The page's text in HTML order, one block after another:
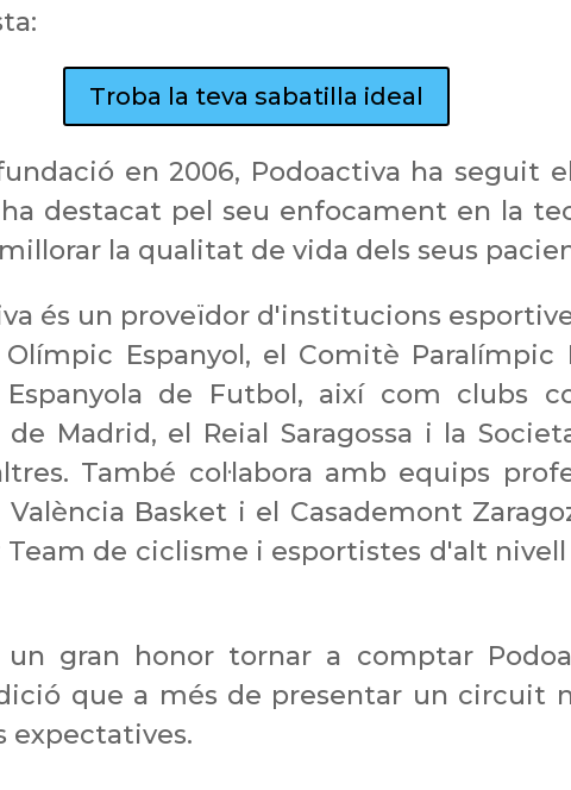
Troba la teva sabatilla ideal
en 2006, Podoactiva ha seguit
destacat pel seu enfocament en la
la qualitat de vida dels seus
és un proveïdor d'institucions
Espanyol, el Comitè Paralímpic
Espanyola de Futbol, així com clubs
Madrid, el Reial Saragossa i la
També col·labora amb equips
Basket i el Casademont
de ciclisme i esportistes d'alt nivell
un gran honor tornar a comptar
que a més de presentar un circuit
expectatives.